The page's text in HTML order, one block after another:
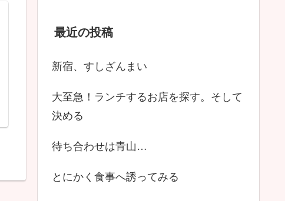
最近の投稿
新宿、すしざんまい
大至急！ランチするお店を探す。そして
決める
待ち合わせは青山…
とにかく食事へ誘ってみる